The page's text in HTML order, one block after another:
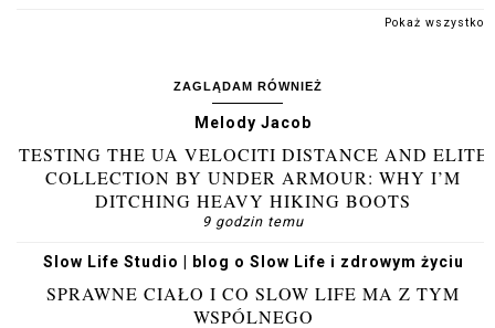
Pokaż wszystko
ZAGLĄDAM RÓWNIEŻ
Melody Jacob
TESTING THE UA VELOCITI DISTANCE AND ELITE
COLLECTION BY UNDER ARMOUR: WHY I’M
DITCHING HEAVY HIKING BOOTS
9 godzin temu
Slow Life Studio | blog o Slow Life i zdrowym życiu
SPRAWNE CIAŁO I CO SLOW LIFE MA Z TYM
WSPÓLNEGO